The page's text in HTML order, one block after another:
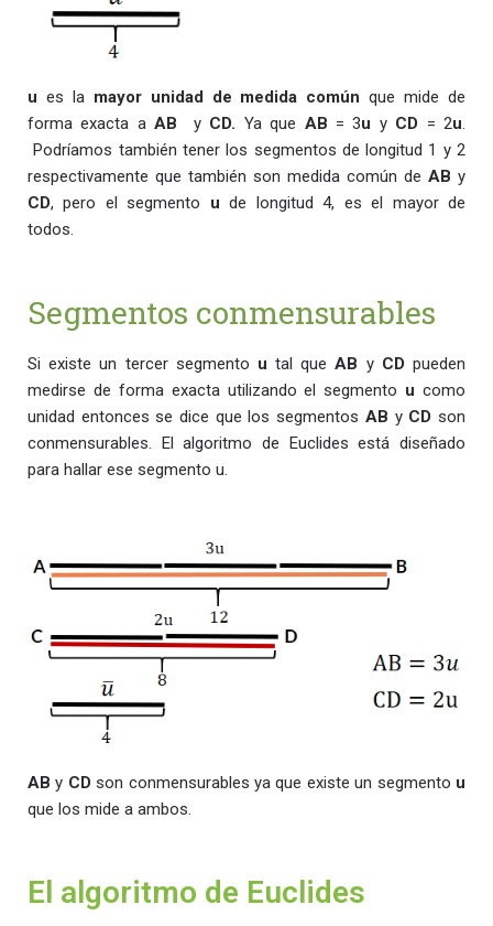
u es lamayor unidad de medida común que mide de
forma exacta aAB y CD. Ya que AB = 3u yCD = 2u.
Podríamos también tener los segmentos de longitud 1 y 2
respectivamente que también son medida común de AB y
CD, pero el segmento u de longitud 4, es el mayor de
todos.
Segmentos conmensurables
Si existe un tercer segmento u tal queAB y CD pueden
medirse de forma exacta utilizando el segmento u como
unidad entonces se dice que los segmentos AB y CDson
conmensurables. El algoritmo de Euclides está diseñado
para hallar ese segmento u.
AB y CD son conmensurables ya que existe un segmento u
que los mide a ambos.
El algoritmo de Euclides